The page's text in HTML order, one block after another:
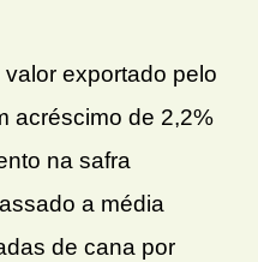
exportado pelo
acréscimo de 2,2%
na safra
a média
de cana por